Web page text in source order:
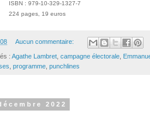
ISBN : 979-10-329-1327-7
224 pages, 19 euros
Aucun commentaire:
: Agathe Lambret campagne électorale
programme punchlines
2022